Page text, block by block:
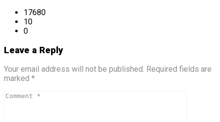
17680
10
0
Leave a Reply
Your email address will not be published. Required fields are
marked *